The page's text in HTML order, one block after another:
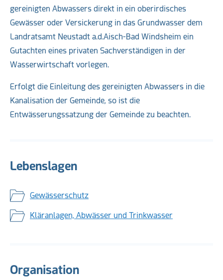
gereinigten Abwassers direkt in ein oberirdisches
Gewässer oder Versickerung in das Grundwasser dem
Landratsamt Neustadt a.d.Aisch-Bad Windsheim ein
Gutachten eines privaten Sachverständigen in der
Wasserwirtschaft vorlegen.
Erfolgt die Einleitung des gereinigten Abwassers in die
Kanalisation der Gemeinde, so ist die
Entwässerungssatzung der Gemeinde zu beachten.
Lebenslagen
Gewässerschutz
Kläranlagen, Abwässer und Trinkwasser
Organisation